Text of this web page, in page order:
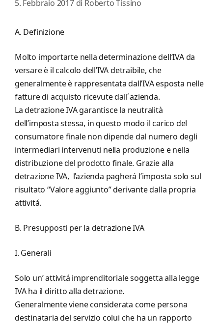
5. Febbraio 2017 di Roberto Tissino
A. Definizione
Molto importarte nella determinazione dell’IVA da
versare è il calcolo dell’IVA detraibile, che
generalmente è rappresentata dall’IVA esposta nelle
fatture di acquisto ricevute dall´azienda.
La detrazione IVA garantisce la neutralità
dell’imposta stessa, in questo modo il carico del
consumatore finale non dipende dal numero degli
intermediari intervenuti nella produzione e nella
distribuzione del prodotto finale. Grazie alla
detrazione IVA, l’azienda pagherá l’imposta solo sul
risultato “Valore aggiunto” derivante dalla propria
attivitá.
B. Presupposti per la detrazione IVA
I. Generali
Solo un’ attivitá imprenditoriale soggetta alla legge
IVA ha il diritto alla detrazione.
Generalmente viene considerata come persona
destinataria del servizio colui che ha un rapporto